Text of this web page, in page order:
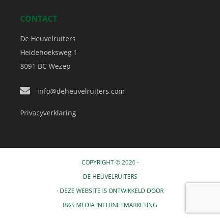
CONTACT
De Heuvelruiters
Heidehoeksweg 1
8091 BC Wezep
info@deheuvelruiters.com
Privacyverklaring
COPYRIGHT © 2026 ·
DE HEUVELRUITERS
· DEZE WEBSITE IS ONTWIKKELD DOOR
B&S MEDIA INTERNETMARKETING